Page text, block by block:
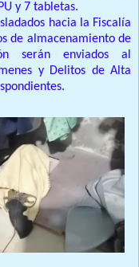
y 7 tabletas.
hacia la Fiscalía
de almacenamiento de
serán enviados al
y Delitos de Alta